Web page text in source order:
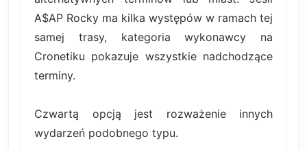
A$AP Rocky ma kilka występów w ramach tej
samej trasy, kategoria wykonawcy na
Cronetiku pokazuje wszystkie nadchodzące
terminy.
Czwartą opcją jest rozważenie innych
wydarzeń podobnego typu.